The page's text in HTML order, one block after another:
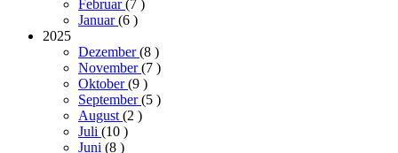
Februar(7 )
Januar(6 )
2025
Dezember(8 )
November(7 )
Oktober(9 )
September(5 )
August(2 )
Juli (10 )
Juni (8 )